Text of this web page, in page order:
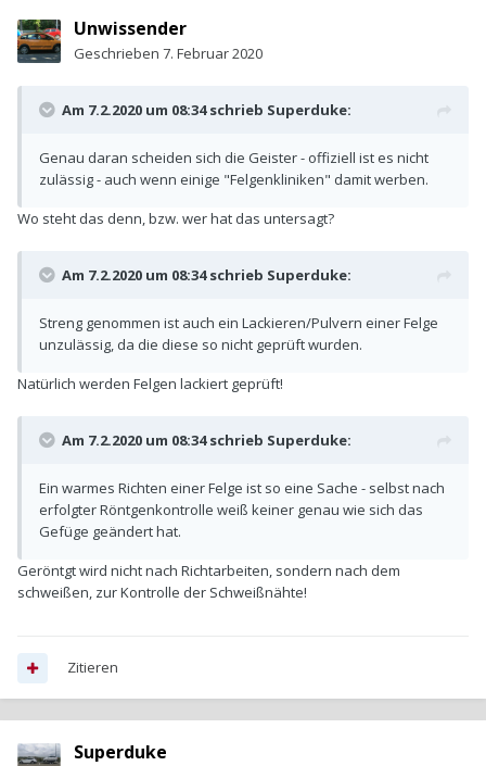
Unwissender
Geschrieben 7. Februar 2020
Am 7.2.2020 um 08:34 schrieb Superduke:
Genau daran scheiden sich die Geister - offiziell ist es nicht
zulässig - auch wenn einige "Felgenkliniken" damit werben.
Wo steht das denn, bzw. wer hat das untersagt?
Am 7.2.2020 um 08:34 schrieb Superduke:
Streng genommen ist auch ein Lackieren/Pulvern einer Felge
unzulässig, da die diese so nicht geprüft wurden.
Natürlich werden Felgen lackiert geprüft!
Am 7.2.2020 um 08:34 schrieb Superduke:
Ein warmes Richten einer Felge ist so eine Sache - selbst nach
erfolgter Röntgenkontrolle weiß keiner genau wie sich das
Gefüge geändert hat.
Geröntgt wird nicht nach Richtarbeiten, sondern nach dem
schweißen, zur Kontrolle der Schweißnähte!
Zitieren
Superduke